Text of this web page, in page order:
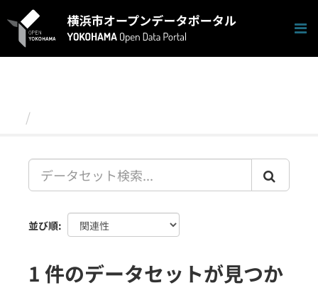
キ
並び順
1 件のデータセットが見つか